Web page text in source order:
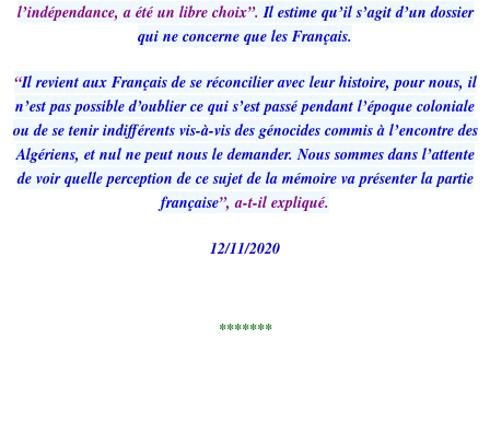
l’indépendance, a été un libre choix”. Il estime qu’il s’agit d’un dossier
qui ne concerne que les Français.
“Il revient aux Français de se réconcilier avec leur histoire, pour nous, il
n’est pas possible d’oublier ce qui s’est passé pendant l’époque coloniale
ou de se tenir indifférents vis-à-vis des génocides commis à l’encontre des
Algériens, et nul ne peut nous le demander. Nous sommes dans l’attente
de voir quelle perception de ce sujet de la mémoire va présenter la partie
française”, a-t-il expliqué.
12/11/2020
*******